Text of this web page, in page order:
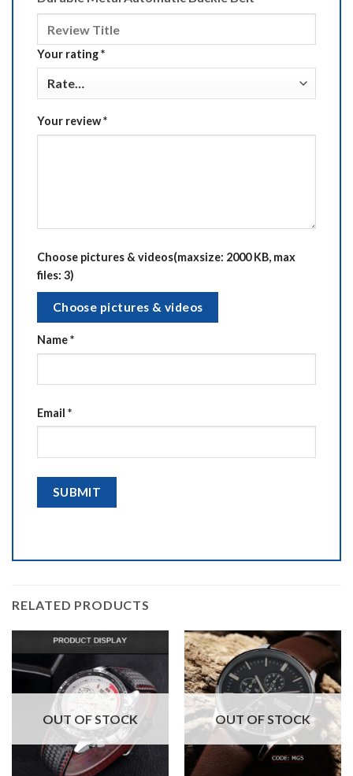
Your rating*
Your review*
Choose pictures & videos(maxsize: 2000 KB, max
files: 3)
Choose pictures & videos
Name*
Email *
RELATED PRODUCTS
OUT OF STOCK OUT OF STOCK